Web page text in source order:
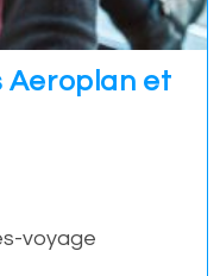
Aeroplan et
voyage